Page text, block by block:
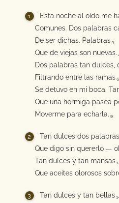
Esta noche al oído me
Comunes. Dos palabras
De ser dichas. Palabras 3
Que de viejas son nuevas.
Dos palabras tan dulces,
Filtrando entre las ramas 6
Se detuvo en mi boca.
Que una hormiga pasea
Moverme para echarla. 9
Tan dulces dos palabras
Que digo sin quererlo —
Tan dulces y tan mansas
Que aceites olorosos
Tan dulces y tan bellas